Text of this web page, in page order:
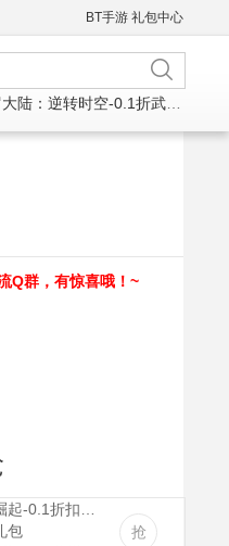
BT手游 礼包中心
陆：逆转时空-0.1折武魂觉醒
Q群，有惊喜哦！~
联盟崛起-0.1折扣版(满v)
包
抢